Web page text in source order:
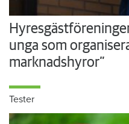
unga som
marknadshyror”
Tester